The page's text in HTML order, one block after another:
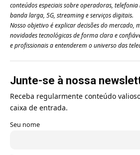
conteúdos especiais sobre operadoras,
banda larga, 5G, streaming e serviços digitais.
Nosso objetivo é explicar decisões do mercado,
novidades tecnológicas de forma clara e
e profissionais a entenderem o universo das
Junte-se à nossa
Receba regularmente conteúdo
caixa de entrada.
Seu nome